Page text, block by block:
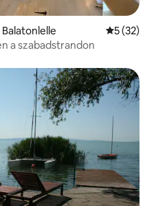
5 (32)
a szabadstrandon